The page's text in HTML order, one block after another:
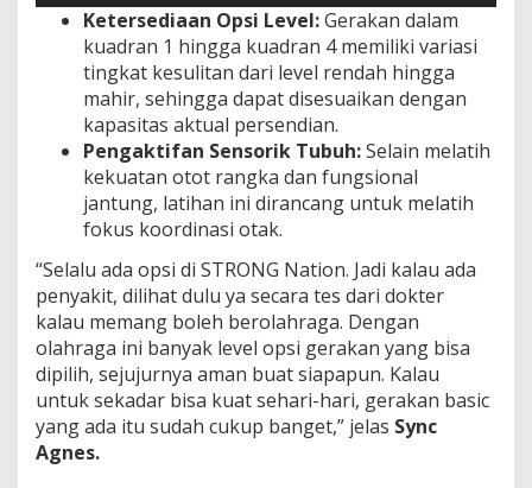
Ketersediaan Opsi Level:Gerakan dalam
kuadran 1 hingga kuadran 4 memiliki variasi
tingkat kesulitan dari level rendah hingga
mahir, sehingga dapat disesuaikan dengan
kapasitas aktual persendian.
Pengaktifan Sensorik Tubuh:Selain melatih
kekuatan otot rangka dan fungsional
jantung, latihan ini dirancang untuk melatih
fokus koordinasi otak.
“Selalu ada opsi di STRONG Nation. Jadi kalau ada
penyakit, dilihat dulu ya secara tes dari dokter
kalau memang boleh berolahraga. Dengan
olahraga ini banyak level opsi gerakan yang bisa
dipilih, sejujurnya aman buat siapapun. Kalau
untuk sekadar bisa kuat sehari-hari, gerakan basic
yang ada itu sudah cukup banget,” jelas Sync
Agnes.